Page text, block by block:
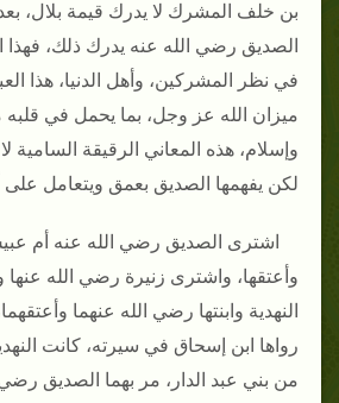
بن خلف المشرك لا يدرك قيمة بلال،
الصديق رضي الله عنه يدرك ذلك، فهذا
في نظر المشركين، وأهل الدنيا، هذا
ميزان الله عز وجل، بما يحمل في قلبه
وإسلام، هذه المعاني الرقيقة السامية
لكن يفهمها الصديق بعمق ويتعامل على
اشترى الصديق رضي الله عنه أم
وأعتقها، واشترى زنيرة رضي الله عنها
النهدية وابنتها رضي الله عنهما
رواها ابن إسحاق في سيرته، كانت
من بني عبد الدار، مر بهما الصديق